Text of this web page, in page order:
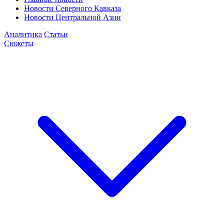
Новости Северного Кавказа
Новости Центральной Азии
Аналитика Статьи
Сюжеты